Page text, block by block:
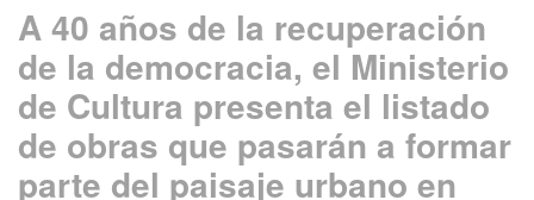
A 40 años de la recuperación
de la democracia, el Ministerio
de Cultura presenta el listado
de obras que pasarán a formar
parte del paisaje urbano en